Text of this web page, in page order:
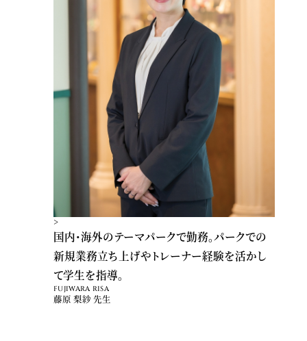
>
国内・海外のテーマパークで勤務。パークでの
新規業務立ち上げやトレーナー経験を活かし
て学生を指導。
FUJIWARA RISA
藤原 梨紗 先生